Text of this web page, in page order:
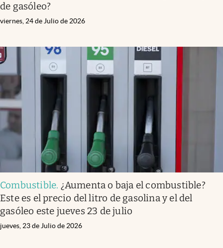
de gasóleo?
viernes, 24 de Julio de 2026
Combustible. ¿Aumenta o baja el combustible?
Este es el precio del litro de gasolina y el del
gasóleo este jueves 23 de julio
jueves, 23 de Julio de 2026